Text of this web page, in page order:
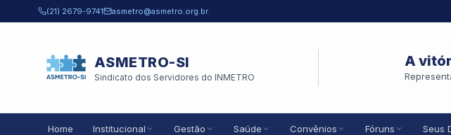
Pular para o conteúdo principal
(21) 2679-9741 asmetro@asmetro.org.br
ASMETRO-SI
Sindicato dos Servidores do INMETRO
A
Home Institucional Gestão Saúde Convênios Fóruns Seus